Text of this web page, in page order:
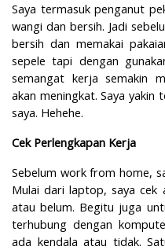
Saya termasuk penganut
wangi dan bersih. Jadi
bersih dan memakai
sepele tapi dengan
semangat kerja semakin
akan meningkat. Saya
saya. Hehehe.
Cek Perlengkapan Kerja
Sebelum work from home,
Mulai dari laptop, saya cek
atau belum. Begitu juga
terhubung dengan
ada kendala atau tidak.